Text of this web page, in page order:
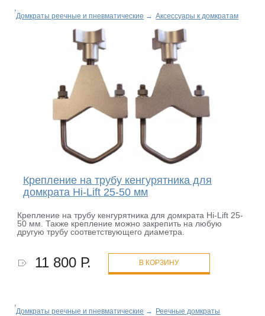
Домкраты реечные и пневматические → Аксессуары к домкратам
Крепление на трубу кенгурятника для
домкрата Hi-Lift 25-50 мм
Крепление на трубу кенгурятника для домкрата Hi-Lift 25-
50 мм. Также крепление можно закрепить на любую
другую трубу соответствующего диаметра.
11 800 Р. В КОРЗИНУ
Домкраты реечные и пневматические → Реечные домкраты